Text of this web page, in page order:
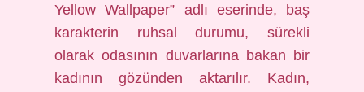
Yellow Wallpaper” adlı eserinde, baş
karakterin ruhsal durumu, sürekli
olarak odasının duvarlarına bakan bir
kadının gözünden aktarılır. Kadın,